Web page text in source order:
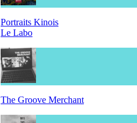
Portraits Kinois
Le Labo
The Groove Merchant